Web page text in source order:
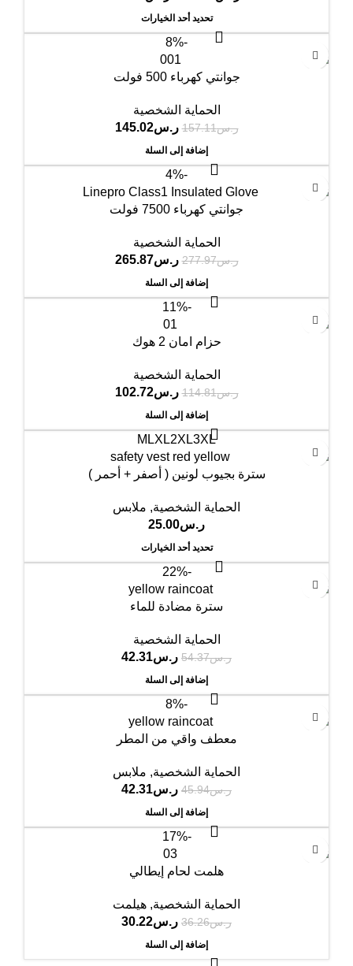
تحديد أحد الخيارات
-8%
جوانتي كهرباء 500 فولت
الحماية الشخصية
ر.س157.11 ر.س145.02
إضافة إلى السلة
-4%
جوانتي كهرباء 7500 فولت
الحماية الشخصية
ر.س277.97 ر.س265.87
إضافة إلى السلة
-11%
حزام امان 2 هوك
الحماية الشخصية
ر.س114.81 ر.س102.72
إضافة إلى السلة
M LXL2XL3XL
سترة بجيوب لونين ( أصفر + أحمر )
الحماية الشخصية, ملابس
ر.س25.00
تحديد أحد الخيارات
-22%
سترة مضادة للماء
الحماية الشخصية
ر.س54.37 ر.س42.31
إضافة إلى السلة
-8%
معطف واقي من المطر
الحماية الشخصية, ملابس
ر.س45.94 ر.س42.31
إضافة إلى السلة
-17%
هلمت لحام إيطالي
الحماية الشخصية, هيلمت
ر.س36.26 ر.س30.22
إضافة إلى السلة